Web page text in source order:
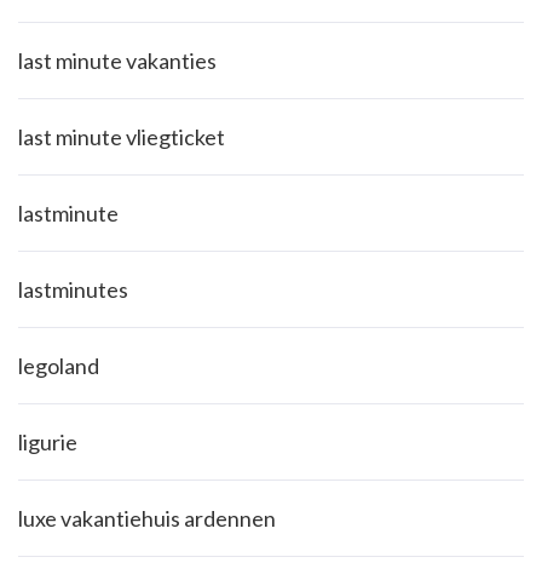
last minute vakanties
last minute vliegticket
lastminute
lastminutes
legoland
ligurie
luxe vakantiehuis ardennen